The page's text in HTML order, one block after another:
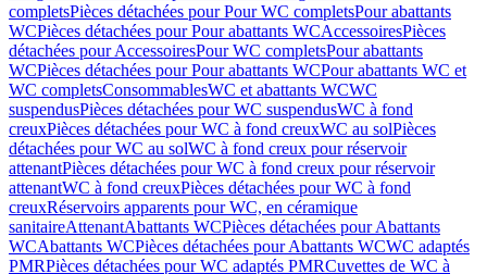
completsPièces détachées pour Pour WC completsPour abattants
WCPièces détachées pour Pour abattants WCAccessoiresPièces
détachées pour AccessoiresPour WC completsPour abattants
WCPièces détachées pour Pour abattants WCPour abattants WC et
WC completsConsommablesWC et abattants WCWC
suspendusPièces détachées pour WC suspendusWC à fond
creuxPièces détachées pour WC à fond creuxWC au solPièces
détachées pour WC au solWC à fond creux pour réservoir
attenantPièces détachées pour WC à fond creux pour réservoir
attenantWC à fond creuxPièces détachées pour WC à fond
creuxRéservoirs apparents pour WC, en céramique
sanitaireAttenantAbattants WCPièces détachées pour Abattants
WCAbattants WCPièces détachées pour Abattants WCWC adaptés
PMRPièces détachées pour WC adaptés PMRCuvettes de WC à